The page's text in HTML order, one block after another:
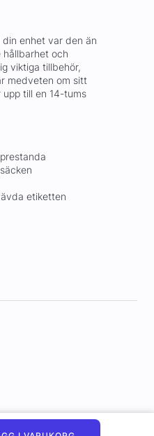
enhet var den än
hållbarhet och
viktiga tillbehör,
medveten om sitt
till en 14-tums
etiketten